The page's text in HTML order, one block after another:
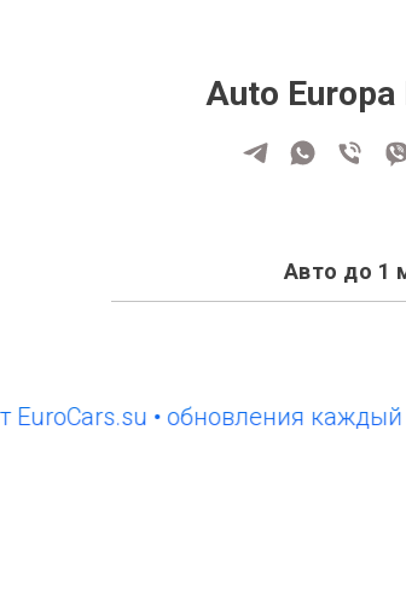
Auto Europa
Авто до 1
• обновления каждый день